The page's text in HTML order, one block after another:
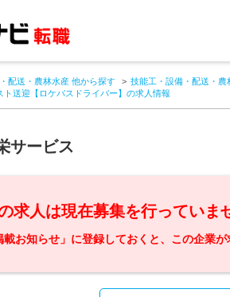
配送・農林水産 他から探す 技能工・設備・配送・農
送迎【ロケバスドライバー】の求人情報
サービス
求人は現在募集を行っていま
載お知らせ」に登録しておくと、この企業